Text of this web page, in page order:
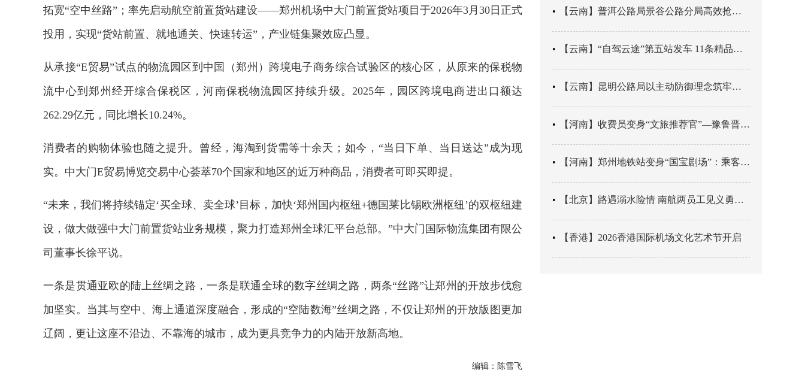
拓宽“空中丝路”；率先启动航空前置货站建设——郑州机场中大门前置货站项目于2026年3月30日正式
投用，实现“货站前置、就地通关、快速转运”，产业链集聚效应凸显。
从承接“E贸易”试点的物流园区到中国（郑州）跨境电子商务综合试验区的核心区，从原来的保税物
流中心到郑州经开综合保税区，河南保税物流园区持续升级。2025年，园区跨境电商进出口额达
262.29亿元，同比增长10.24%。
消费者的购物体验也随之提升。曾经，海淘到货需等十余天；如今，“当日下单、当日送达”成为现
实。中大门E贸易博览交易中心荟萃70个国家和地区的近万种商品，消费者可即买即提。
“未来，我们将持续锚定‘买全球、卖全球’目标，加快‘郑州国内枢纽+德国莱比锡欧洲枢纽’的双枢纽建
设，做大做强中大门前置货站业务规模，聚力打造郑州全球汇平台总部。”中大门国际物流集团有限公
司董事长徐平说。
一条是贯通亚欧的陆上丝绸之路，一条是联通全球的数字丝绸之路，两条“丝路”让郑州的开放步伐愈
加坚实。当其与空中、海上通道深度融合，形成的“空陆数海”丝绸之路，不仅让郑州的开放版图更加
辽阔，更让这座不沿边、不靠海的城市，成为更具竞争力的内陆开放新高地。
编辑：陈雪飞
【云南】普洱公路局景谷公路分局高效抢通紧急送医村路
【云南】“自驾云途”第五站发车 11条精品线路串起全域风光
【云南】昆明公路局以主动防御理念筑牢汛期安全防线
【河南】收费员变身“文旅推荐官”—豫鲁晋四地市交旅融合让游客一下高速就“入戏”
【河南】郑州地铁站变身“国宝剧场”：乘客刚出车厢，就“入戏”千年
【北京】路遇溺水险情 南航两员工见义勇为科学施救
【香港】2026香港国际机场文化艺术节开启